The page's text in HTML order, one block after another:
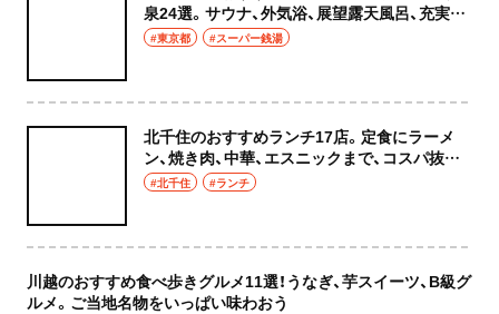
泉24選。サウナ、外気浴、展望露天風呂、充実の
癒やし空間へ
#東京都 #スーパー銭湯
北千住のおすすめランチ17店。定食にラーメ
ン、焼き肉、中華、エスニックまで、コスパ抜群
な店もおしゃれな店も網羅してご紹介！
#北千住 #ランチ
川越のおすすめ食べ歩きグルメ11選！うなぎ、芋スイーツ、B級グ
ルメ。ご当地名物をいっぱい味わおう